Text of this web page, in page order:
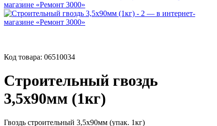
Код товара: 06510034
Строительный гвоздь
3,5х90мм (1кг)
Гвоздь строительный 3,5х90мм (упак. 1кг)